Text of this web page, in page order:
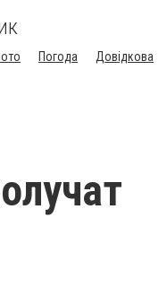
Погода Довідкова